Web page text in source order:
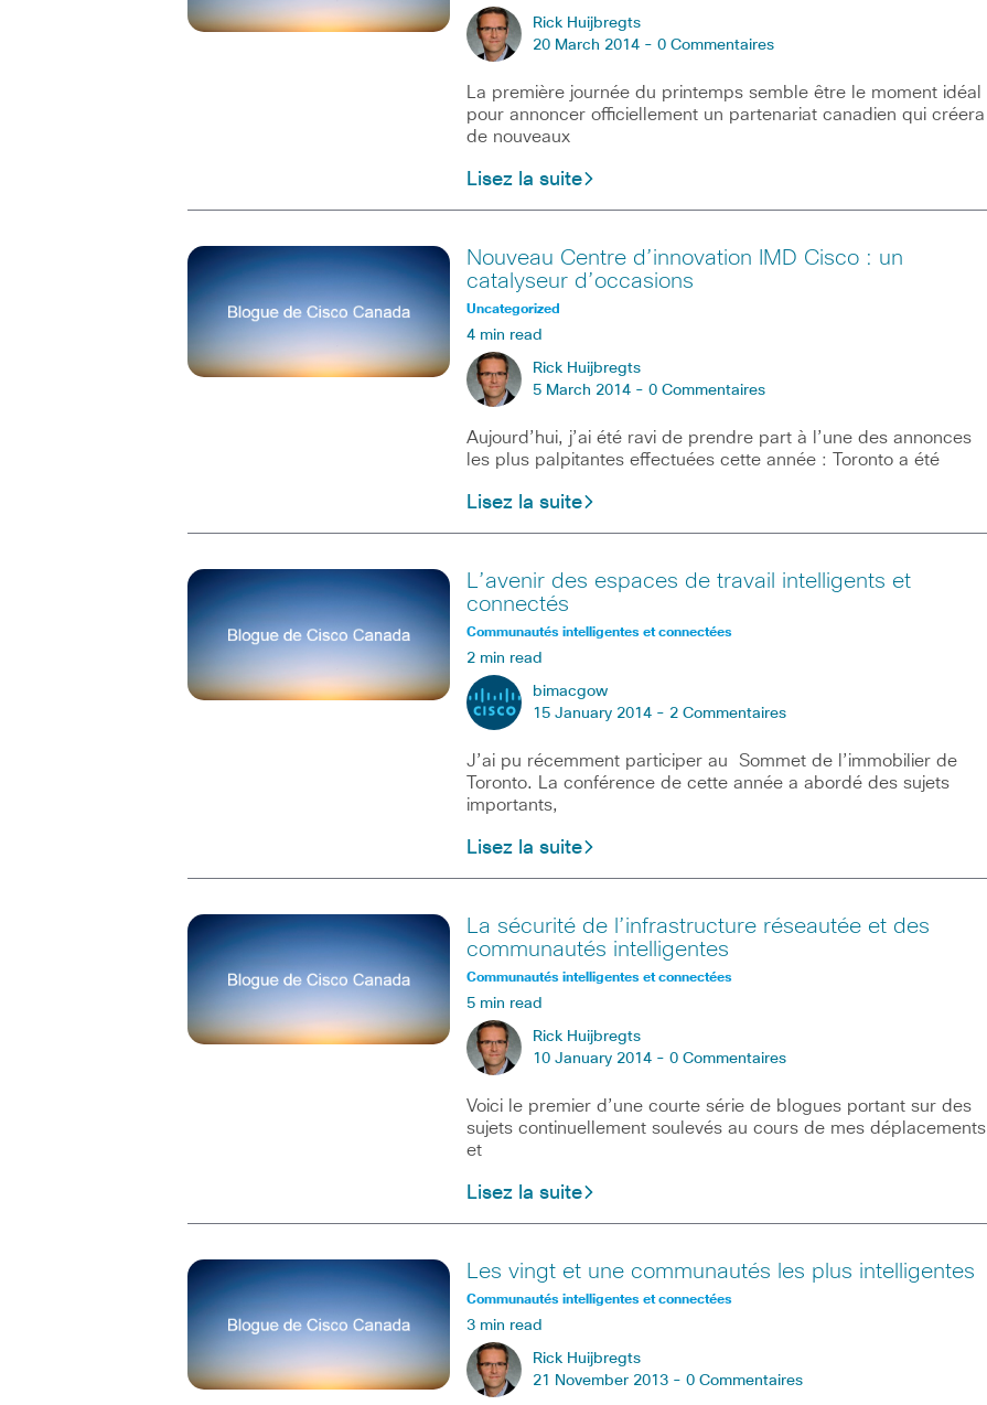
Rick Huijbregts
20 March 2014 - 0 Commentaires
La première journée du printemps semble être le moment idéal
pour annoncer officiellement un partenariat canadien qui créera
de nouveaux
Lisez la suite
Nouveau Centre d’innovation IMD Cisco : un
catalyseur d’occasions
Uncategorized
4 min read
Rick Huijbregts
5 March 2014 - 0 Commentaires
Aujourd’hui, j’ai été ravi de prendre part à l’une des annonces
les plus palpitantes effectuées cette année : Toronto a été
Lisez la suite
L’avenir des espaces de travail intelligents et
connectés
Communautés intelligentes et connectées
2 min read
bimacgow
15 January 2014 - 2 Commentaires
J’ai pu récemment participer au Sommet de l’immobilier de
Toronto. La conférence de cette année a abordé des sujets
importants,
Lisez la suite
La sécurité de l’infrastructure réseautée et des
communautés intelligentes
Communautés intelligentes et connectées
5 min read
Rick Huijbregts
10 January 2014 - 0 Commentaires
Voici le premier d’une courte série de blogues portant sur des
sujets continuellement soulevés au cours de mes déplacements
et
Lisez la suite
Les vingt et une communautés les plus intelligentes
Communautés intelligentes et connectées
3 min read
Rick Huijbregts
21 November 2013 - 0 Commentaires